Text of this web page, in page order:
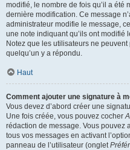
modifié, le nombre de fois qu’il a été
dernière modification. Ce message
administrateur modifie le message,
une note indiquant qu’ils ont
Notez que les utilisateurs ne
quelqu’un y a répondu.
Haut
Comment ajouter une signature à
Vous devez d’abord créer une
Une fois créée, vous pouvez cocher
rédaction de message. Vous pouvez
tous vos messages en activant
panneau de l’utilisateur (onglet